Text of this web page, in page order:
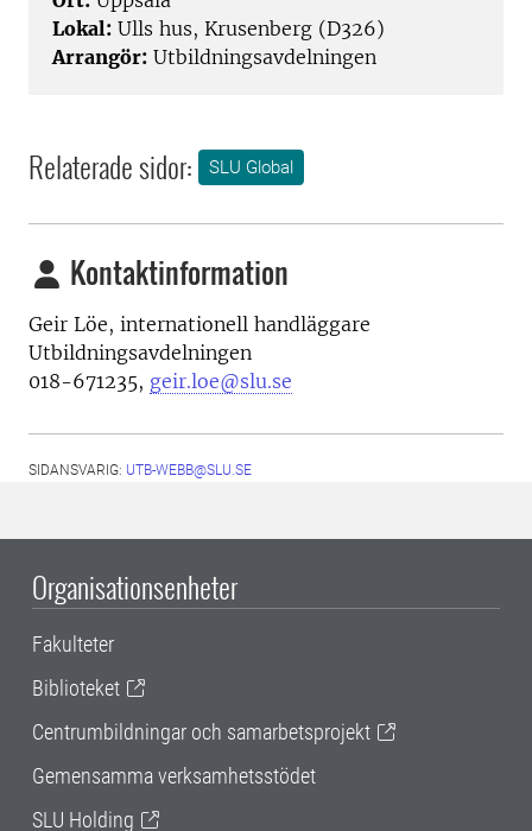
Lokal: Ulls hus, Krusenberg (D326)
Arrangör: Utbildningsavdelningen
Relaterade sidor: SLU Global
Kontaktinformation
Geir Löe, internationell handläggare
Utbildningsavdelningen
018-671235, geir.loe@slu.se
SIDANSVARIG: UTB-WEBB@SLU.SE
Organisationsenheter
Fakulteter
Biblioteket
Centrumbildningar och samarbetsprojekt
Gemensamma verksamhetsstödet
SLU Holding